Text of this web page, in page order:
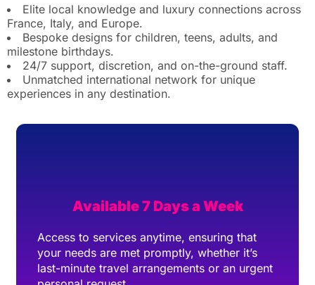
Elite local knowledge and luxury connections across
France, Italy, and Europe.
Bespoke designs for children, teens, adults, and
milestone birthdays.
24/7 support, discretion, and on-the-ground staff.
Unmatched international network for unique
experiences in any destination.
Available 7 Days a Week
Access to services anytime, ensuring that
your needs are met promptly, whether it’s
last-minute travel arrangements or an urgent